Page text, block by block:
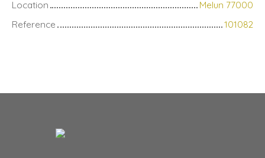
Location
Melun 77000
Reference
101082